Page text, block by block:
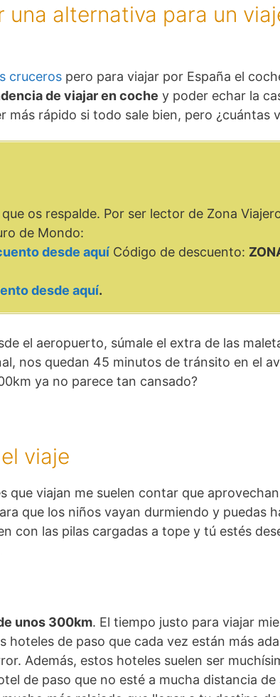
alternativa para un
cruceros pero para viajar por España el
de viajar en coche y poder echar la
rápido si todo sale bien, pero ¿cuántas
os respalde. Por ser lector de Zona
de Mondo:
desde aquí Código de descuento:
desde aquí.
el aeropuerto, súmale el extra de las
nos quedan 45 minutos de tránsito en el
ya no parece tan cansado?
viaje
que viajan me suelen contar que
que los niños vayan durmiendo y puedas
con las pilas cargadas a tope y tú estés
unos 300km. El tiempo justo para viajar
hoteles de paso que cada vez están más
Además, estos hoteles suelen ser
de paso que no esté a mucha distancia